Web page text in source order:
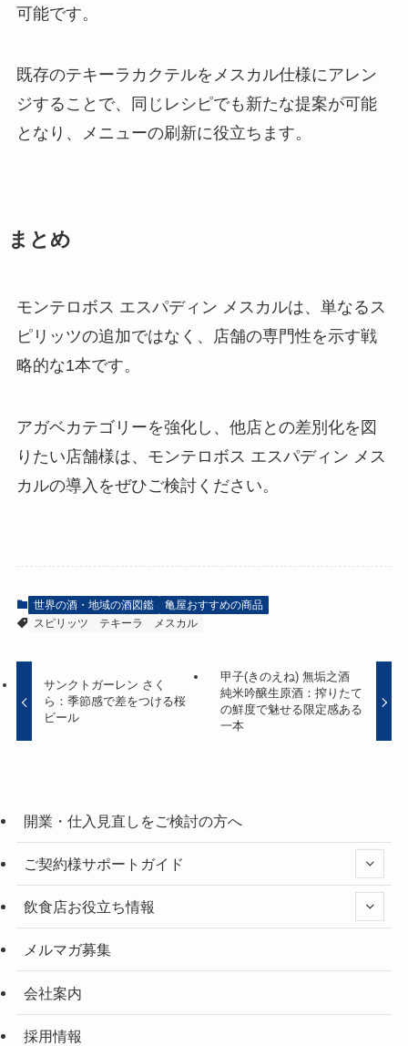
可能です。
既存のテキーラカクテルをメスカル仕様にアレン
ジすることで、同じレシピでも新たな提案が可能
となり、メニューの刷新に役立ちます。
まとめ
モンテロボス エスパディン メスカルは、単なるス
ピリッツの追加ではなく、店舗の専門性を示す戦
略的な1本です。
アガベカテゴリーを強化し、他店との差別化を図
りたい店舗様は、モンテロボス エスパディン メス
カルの導入をぜひご検討ください。
世界の酒・地域の酒図鑑
亀屋おすすめの商品
スピリッツ
テキーラ メスカル
サンクトガーレン さく
ら：季節感で差をつける桜
ビール
甲子(きのえね) 無垢之酒
純米吟醸生原酒：搾りたて
の鮮度で魅せる限定感ある
一本
開業・仕入見直しをご検討の方へ
ご契約様サポートガイド
飲食店お役立ち情報
メルマガ募集
会社案内
採用情報